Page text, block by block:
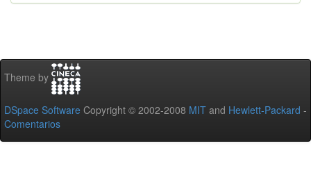
Theme by
DSpace Software Copyright © 2002-2008 MIT and Hewlett-Packard -
Comentarios